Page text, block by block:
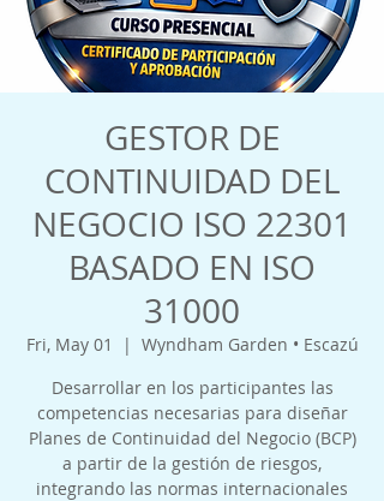
GESTOR DE
CONTINUIDAD DEL
NEGOCIO ISO 22301
BASADO EN ISO
31000
Fri, May 01
  |
Wyndham Garden • Escazú
Desarrollar en los participantes las
competencias necesarias para diseñar
Planes de Continuidad del Negocio (BCP)
a partir de la gestión de riesgos,
integrando las normas internacionales